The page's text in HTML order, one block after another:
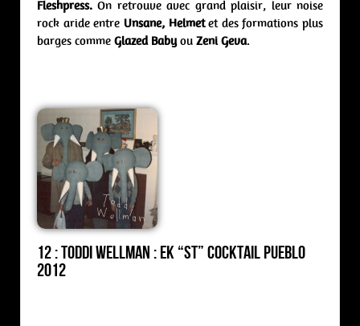
Fleshpress. On retrouve avec grand plaisir, leur noise
rock aride entre Unsane, Helmetet des formations plus
barges comme Glazed Babyou Zeni Geva.
12 : Toddi Wellman : ek “st” Cocktail Pueblo
2012